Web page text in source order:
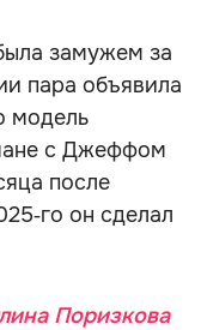
замужем за
пара объявила
модель
с Джеффом
после
он сделал
Поризкова